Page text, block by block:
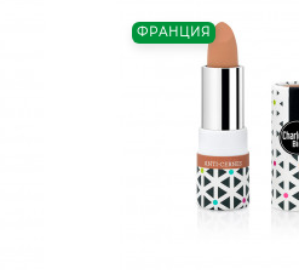
ФРАНЦИЯ